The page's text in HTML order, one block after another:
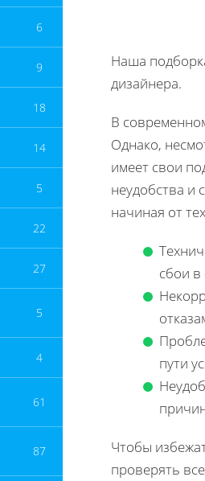
6
9
18
14
5
22
27
5
4
61
87
Наша
дизайнера.
В
Однако,
имеет свои
неудобства и
начиная от
сбои в
пути
Чтобы
проверять